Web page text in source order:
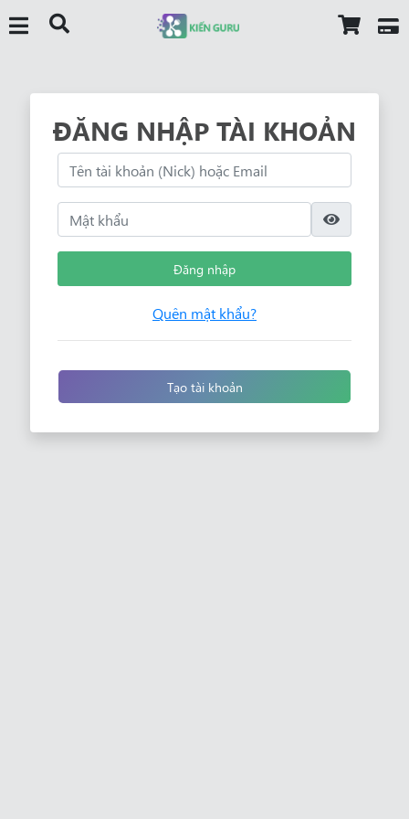
ĐĂNG NHẬP TÀI KHOẢN
Đăng nhập
Quên mật khẩu?
Tạo tài khoản